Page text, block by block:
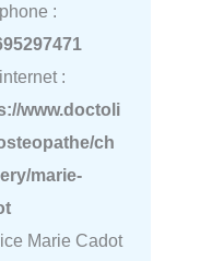
:
:
www.doctoli
ch
marie-
Marie Cadot